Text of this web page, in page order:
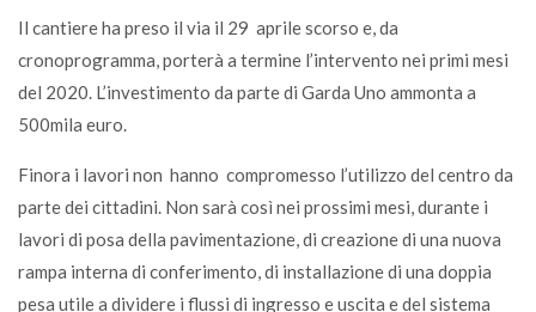
Il cantiere ha preso il via il 29 aprile scorso e, da
cronoprogramma, porterà a termine l’intervento nei primi mesi
del 2020. L’investimento da parte di Garda Uno ammonta a
500mila euro.
Finora i lavori non hanno compromesso l’utilizzo del centro da
parte dei cittadini. Non sarà così nei prossimi mesi, durante i
lavori di posa della pavimentazione, di creazione di una nuova
rampa interna di conferimento, di installazione di una doppia
pesa utile a dividere i flussi di ingresso e uscita e del sistema